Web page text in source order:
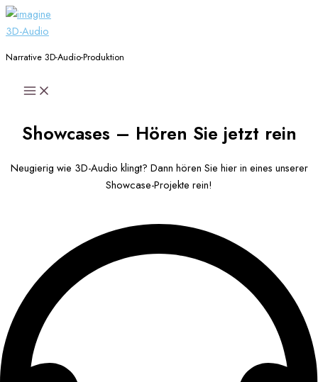
Zum
Inhalt
Narrative 3D-Audio-Produktion
Main
Menu
Showcases – Hören Sie jetzt rein
Neugierig wie 3D-Audio klingt? Dann hören Sie hier in eines unserer
Showcase-Projekte rein!